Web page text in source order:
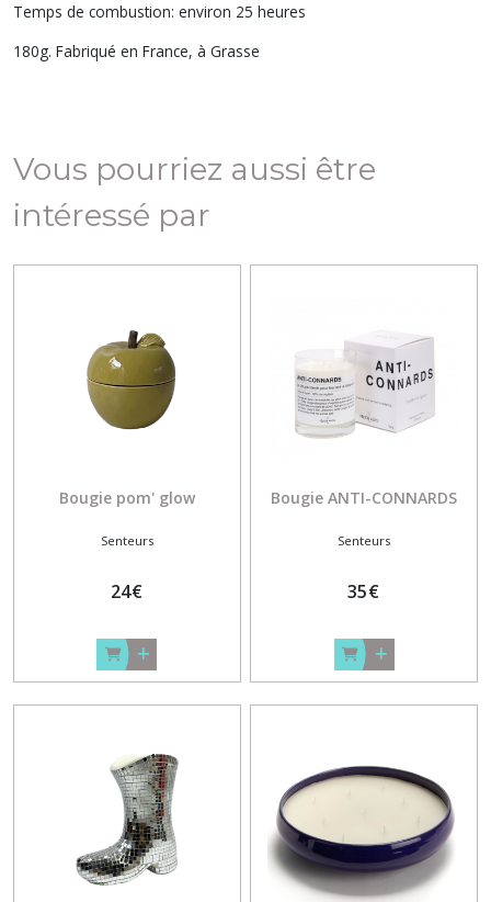
Temps de combustion: environ 25 heures
180g. Fabriqué en France, à Grasse
Vous pourriez aussi être
intéressé par
Bougie pom' glow
Senteurs
24€
Bougie ANTI-CONNARDS
Senteurs
35€